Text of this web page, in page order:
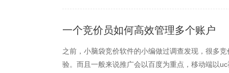
一个竞价员如何高效管理多个账户
之前，小脑袋竞价软件的小编做过调查发现，很多
验。而且一般来说推广会以百度为重点，移动端以